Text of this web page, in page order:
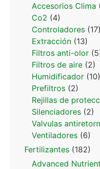
Accesorios Clima
Co2 (4)
Controladores (17)
Extracción (13)
Filtros anti-olor
Filtros de aire (2)
Humidificador (10)
Prefiltros (2)
Rejillas de
Silenciadores (2)
Valvulas
Ventiladores (6)
Fertilizantes (182)
Advanced